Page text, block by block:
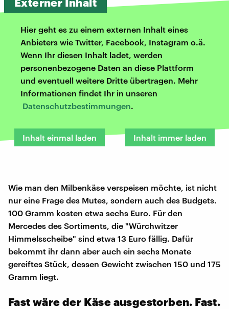
Hier geht es zu einem externen Inhalt eines
Anbieters wie Twitter, Facebook, Instagram o.ä.
Wenn Ihr diesen Inhalt ladet, werden
personenbezogene Daten an diese Plattform
und eventuell weitere Dritte übertragen. Mehr
Informationen findet Ihr in unseren
Datenschutzbestimmungen.
Inhalt einmal laden Inhalt immer laden
Wie man den Milbenkäse verspeisen möchte, ist nicht
nur eine Frage des Mutes, sondern auch des Budgets.
100 Gramm kosten etwa sechs Euro. Für den
Mercedes des Sortiments, die "Würchwitzer
Himmelsscheibe" sind etwa 13 Euro fällig. Dafür
bekommt ihr dann aber auch ein sechs Monate
gereiftes Stück, dessen Gewicht zwischen 150 und 175
Gramm liegt.
Fast wäre der Käse ausgestorben. Fast.